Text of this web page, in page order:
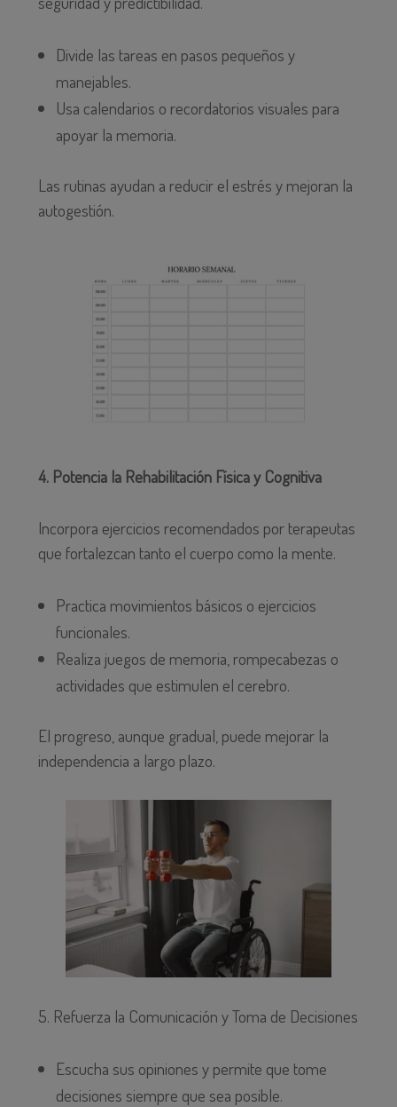
Divide las tareas en pasos pequeños y
manejables.
Usa calendarios o recordatorios visuales para
apoyar la memoria.
Las rutinas ayudan a reducir el estrés y mejoran la
autogestión.
4. Potencia la Rehabilitación Física y Cognitiva
Incorpora ejercicios recomendados por terapeutas
que fortalezcan tanto el cuerpo como la mente.
Practica movimientos básicos o ejercicios
funcionales.
Realiza juegos de memoria, rompecabezas o
actividades que estimulen el cerebro.
El progreso, aunque gradual, puede mejorar la
independencia a largo plazo.
5. Refuerza la Comunicación y Toma de Decisiones
Escucha sus opiniones y permite que tome
decisiones siempre que sea posible.